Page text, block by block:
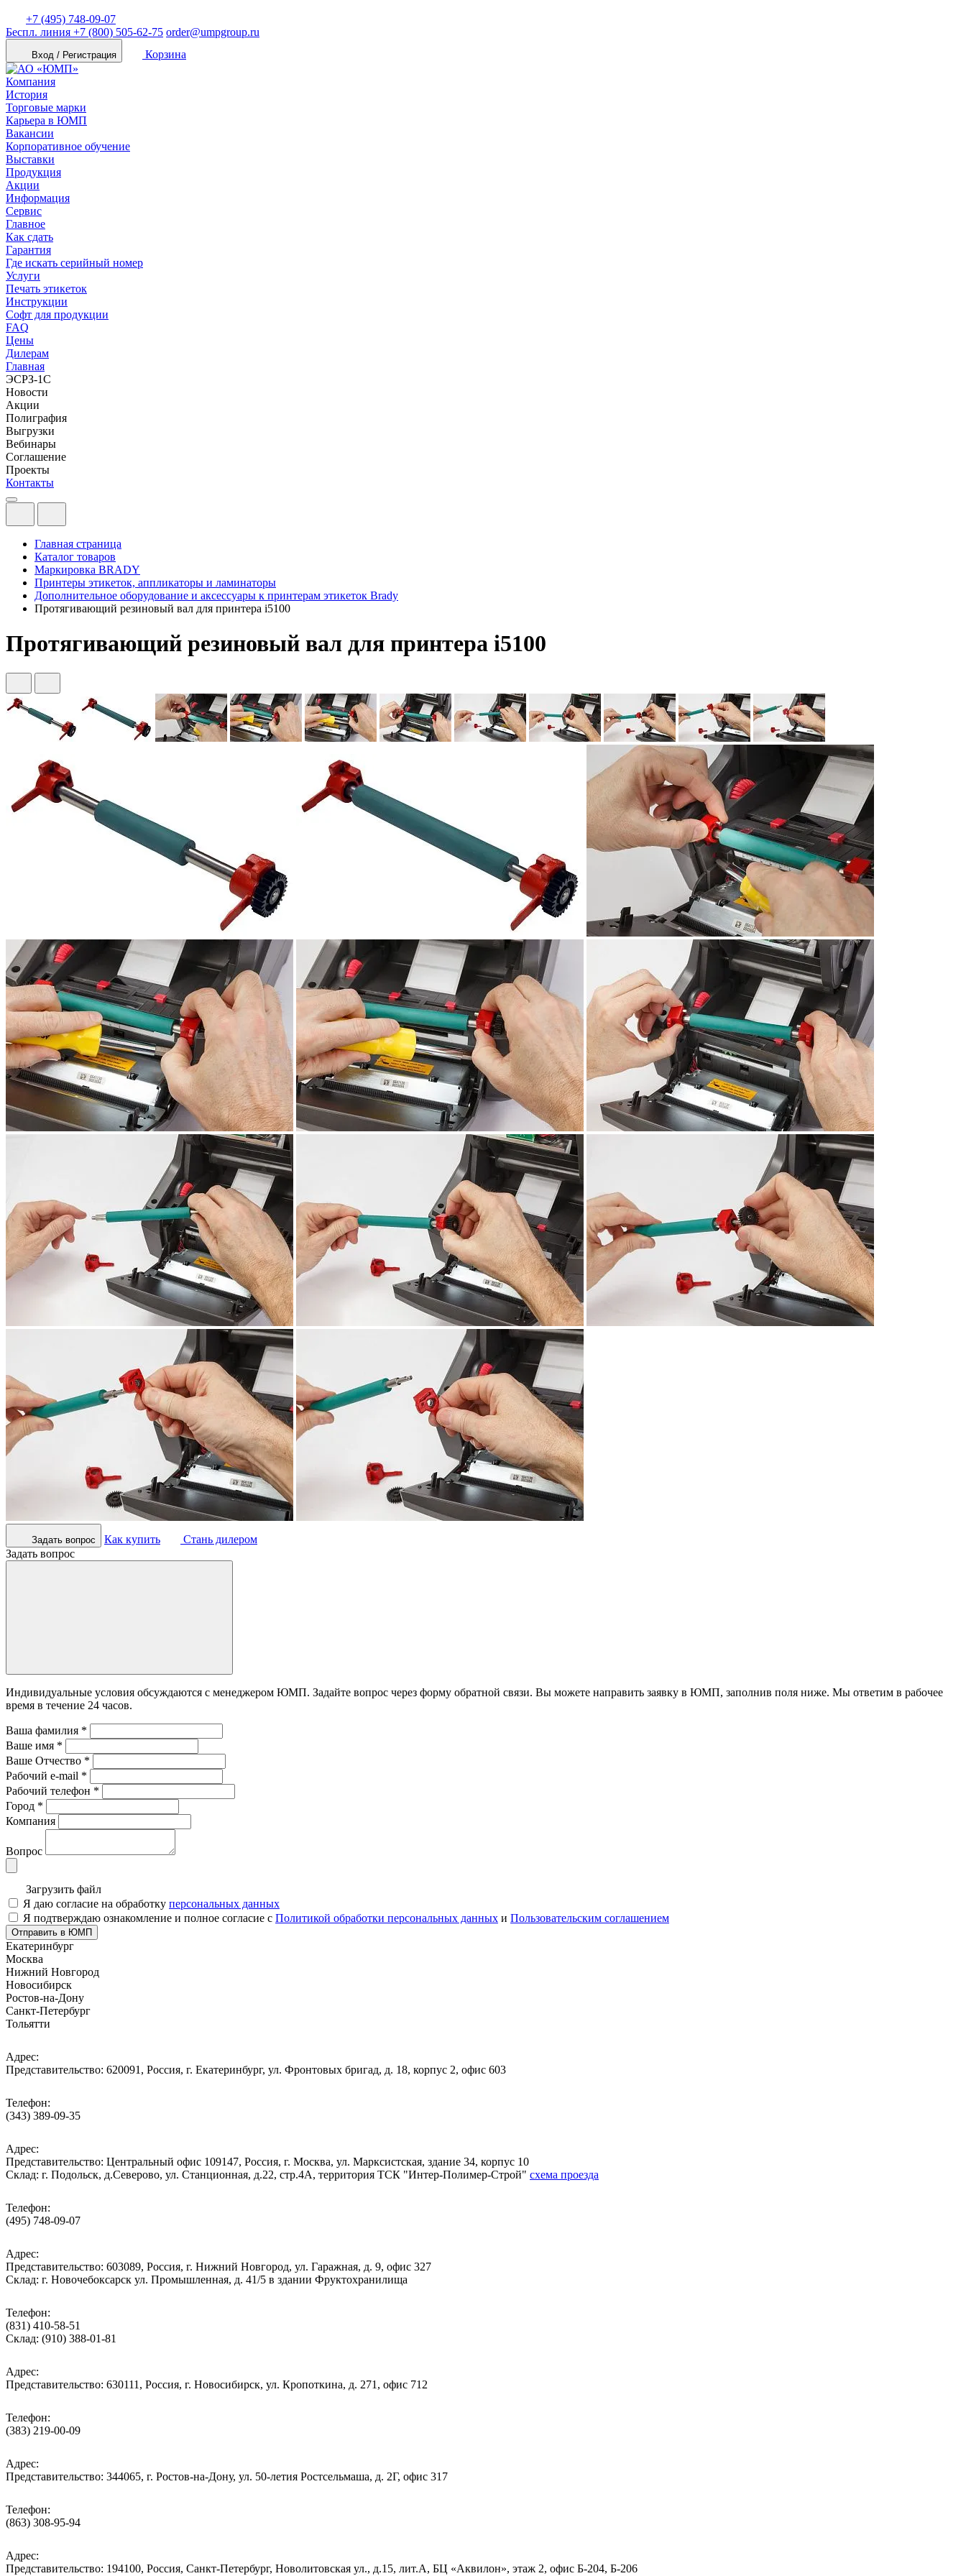
+7 (495) 748-09-07
Беспл. линия +7 (800) 505-62-75 order@umpgroup.ru
Вход / Регистрация Корзина
Компания
История
Торговые марки
Карьера в ЮМП
Вакансии
Корпоративное обучение
Выставки
Продукция
Акции
Информация
Сервис
Главное
Как сдать
Гарантия
Где искать серийный номер
Услуги
Печать этикеток
Инструкции
Софт для продукции
FAQ
Цены
Дилерам
Главная
ЭСРЗ-1С
Новости
Акции
Полиграфия
Выгрузки
Вебинары
Соглашение
Проекты
Контакты
Главная страница
Каталог товаров
Маркировка BRADY
Принтеры этикеток, аппликаторы и ламинаторы
Дополнительное оборудование и аксессуары к принтерам этикеток Brady
Протягивающий резиновый вал для принтера i5100
Протягивающий резиновый вал для принтера i5100
Задать вопрос Как купить
Стань дилером
Задать вопрос
Индивидуальные условия обсуждаются с менеджером ЮМП. Задайте вопрос через форму обратной связи. Вы можете направить заявку в ЮМП, заполнив поля ниже. Mы ответим в рабочее
время в течение 24 часов.
Ваша фамилия *
Ваше имя *
Ваше Отчество *
Рабочий e-mail *
Рабочий телефон *
Город *
Компания
Вопрос
Загрузить файл
Я даю согласие на обработку персональных данных
Я подтверждаю ознакомление и полное согласие с Политикой обработки персональных данных и Пользовательским соглашением
Отправить в ЮМП
Екатеринбург
Москва
Нижний Новгород
Новосибирск
Ростов-на-Дону
Санкт-Петербург
Тольятти
Адрес:
Представительство: 620091, Россия, г. Екатеринбург, ул. Фронтовых бригад, д. 18, корпус 2, офис 603
Телефон:
(343) 389-09-35
Адрес:
Представительство: Центральный офис 109147, Россия, г. Москва, ул. Марксистская, здание 34, корпус 10
Cклад: г. Подольск, д.Северово, ул. Станционная, д.22, стр.4А, территория ТСК "Интер-Полимер-Строй" схема проезда
Телефон:
(495) 748-09-07
Адрес:
Представительство: 603089, Россия, г. Нижний Новгород, ул. Гаражная, д. 9, офис 327
Склад: г. Новочебоксарск ул. Промышленная, д. 41/5 в здании Фруктохранилища
Телефон:
(831) 410-58-51
Склад: (910) 388-01-81
Адрес:
Представительство: 630111, Россия, г. Новосибирск, ул. Кропоткина, д. 271, офис 712
Телефон:
(383) 219-00-09
Адрес:
Представительство: 344065, г. Ростов-на-Дону, ул. 50-летия Ростсельмаша, д. 2Г, офис 317
Телефон:
(863) 308-95-94
Адрес:
Представительство: 194100, Россия, Санкт-Петербург, Новолитовская ул., д.15, лит.А, БЦ «Аквилон», этаж 2, офис Б-204, Б-206